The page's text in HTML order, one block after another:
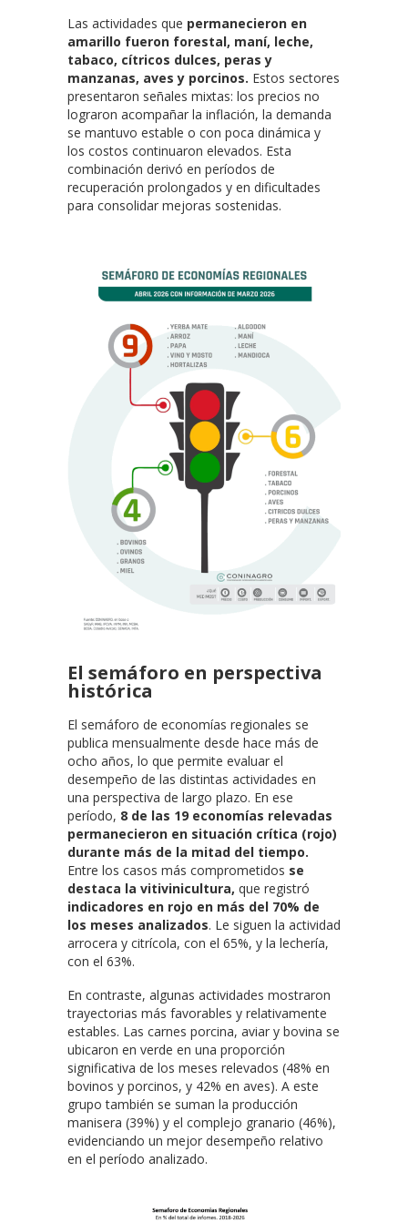
Las actividades que permanecieron en
amarillo fueron forestal, maní, leche,
tabaco, cítricos dulces, peras y
manzanas, aves y porcinos. Estos sectores
presentaron señales mixtas: los precios no
lograron acompañar la inflación, la demanda
se mantuvo estable o con poca dinámica y
los costos continuaron elevados. Esta
combinación derivó en períodos de
recuperación prolongados y en dificultades
para consolidar mejoras sostenidas.
El semáforo en perspectiva
histórica
El semáforo de economías regionales se
publica mensualmente desde hace más de
ocho años, lo que permite evaluar el
desempeño de las distintas actividades en
una perspectiva de largo plazo. En ese
período, 8 de las 19 economías relevadas
permanecieron en situación crítica (rojo)
durante más de la mitad del tiempo.
Entre los casos más comprometidos se
destaca la vitivinicultura, que registró
indicadores en rojo en más del 70% de
los meses analizados. Le siguen la actividad
arrocera y citrícola, con el 65%, y la lechería,
con el 63%.
En contraste, algunas actividades mostraron
trayectorias más favorables y relativamente
estables. Las carnes porcina, aviar y bovina se
ubicaron en verde en una proporción
significativa de los meses relevados (48% en
bovinos y porcinos, y 42% en aves). A este
grupo también se suman la producción
manisera (39%) y el complejo granario (46%),
evidenciando un mejor desempeño relativo
en el período analizado.